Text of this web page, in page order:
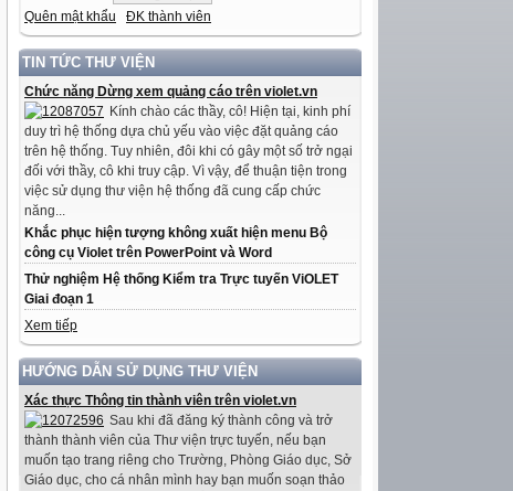
Quên mật khẩu ĐK thành viên
TIN TỨC THƯ VIỆN
Chức năng Dừng xem quảng cáo trên violet.vn
Kính chào các thầy, cô! Hiện tại, kinh phí
duy trì hệ thống dựa chủ yếu vào việc đặt quảng cáo
trên hệ thống. Tuy nhiên, đôi khi có gây một số trở ngại
đối với thầy, cô khi truy cập. Vì vậy, để thuận tiện trong
việc sử dụng thư viện hệ thống đã cung cấp chức
năng...
Khắc phục hiện tượng không xuất hiện menu Bộ
công cụ Violet trên PowerPoint và Word
Thử nghiệm Hệ thống Kiểm tra Trực tuyến ViOLET
Giai đoạn 1
Xem tiếp
HƯỚNG DẪN SỬ DỤNG THƯ VIỆN
Xác thực Thông tin thành viên trên violet.vn
Sau khi đã đăng ký thành công và trở
thành thành viên của Thư viện trực tuyến, nếu bạn
muốn tạo trang riêng cho Trường, Phòng Giáo dục, Sở
Giáo dục, cho cá nhân mình hay bạn muốn soạn thảo